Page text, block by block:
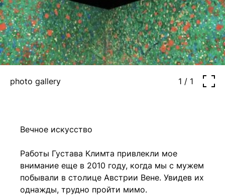
+7 968 861 8801 ru
mn-tu, sa
11:00-21:00
fr, su
11:00-22:00
photo gallery 1 / 1
Вечное искусство
Работы Густава Климта привлекли мое
внимание еще в 2010 году, когда мы с мужем
побывали в столице Австрии Вене. Увидев их
однажды, трудно пройти мимо.